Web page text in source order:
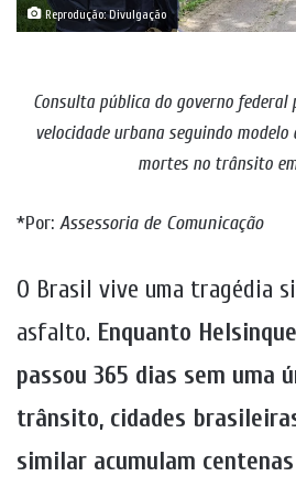
Reprodução: Divulgação
Consulta pública do governo
velocidade urbana seguindo modelo
mortes no trânsito
*Por: Assessoria de Comunicação
O Brasil vive uma tragédia
asfalto. Enquanto
passou 365 dias sem uma
trânsito, cidades
similar acumulam